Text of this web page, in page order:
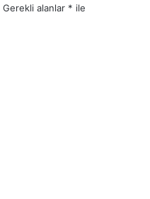
Gerekli alanlar * ile